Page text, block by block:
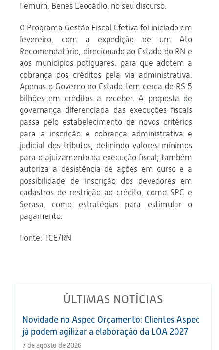
Femurn, Benes Leocádio, no seu discurso.
O Programa Gestão Fiscal Efetiva foi iniciado em
fevereiro, com a expedição de um Ato
Recomendatório, direcionado ao Estado do RN e
aos municípios potiguares, para que adotem a
cobrança dos créditos pela via administrativa.
Apenas o Governo do Estado tem cerca de R$ 5
bilhões em créditos a receber. A proposta de
governança diferenciada das execuções fiscais
passa pelo estabelecimento de novos critérios
para a inscrição e cobrança administrativa e
judicial dos tributos, definindo valores mínimos
para o ajuizamento da execução fiscal; também
autoriza a desistência de ações em curso e a
possibilidade de inscrição dos devedores em
cadastros de restrição ao crédito, como SPC e
Serasa, como estratégias para estimular o
pagamento.
Fonte: TCE/RN
ÚLTIMAS NOTÍCIAS
Novidade no Aspec Orçamento: Clientes Aspec
já podem agilizar a elaboração da LOA 2027
7 de agosto de 2026